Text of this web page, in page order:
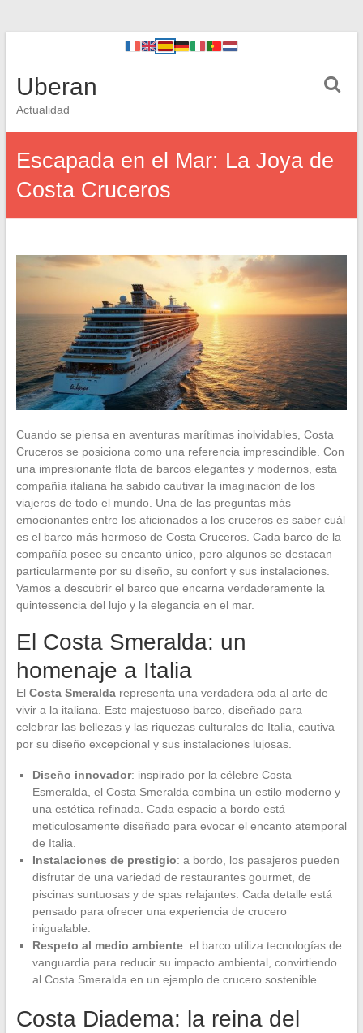
Uberan
Actualidad
Escapada en el Mar: La Joya de
Costa Cruceros
Cuando se piensa en aventuras marítimas inolvidables, Costa
Cruceros se posiciona como una referencia imprescindible. Con
una impresionante flota de barcos elegantes y modernos, esta
compañía italiana ha sabido cautivar la imaginación de los
viajeros de todo el mundo. Una de las preguntas más
emocionantes entre los aficionados a los cruceros es saber cuál
es el barco más hermoso de Costa Cruceros. Cada barco de la
compañía posee su encanto único, pero algunos se destacan
particularmente por su diseño, su confort y sus instalaciones.
Vamos a descubrir el barco que encarna verdaderamente la
quintessencia del lujo y la elegancia en el mar.
El Costa Smeralda: un
homenaje a Italia
El Costa Smeraldarepresenta una verdadera oda al arte de
vivir a la italiana. Este majestuoso barco, diseñado para
celebrar las bellezas y las riquezas culturales de Italia, cautiva
por su diseño excepcional y sus instalaciones lujosas.
Diseño innovador: inspirado por la célebre Costa
Esmeralda, el Costa Smeralda combina un estilo moderno y
una estética refinada. Cada espacio a bordo está
meticulosamente diseñado para evocar el encanto atemporal
de Italia.
Instalaciones de prestigio: a bordo, los pasajeros pueden
disfrutar de una variedad de restaurantes gourmet, de
piscinas suntuosas y de spas relajantes. Cada detalle está
pensado para ofrecer una experiencia de crucero
inigualable.
Respeto al medio ambiente: el barco utiliza tecnologías de
vanguardia para reducir su impacto ambiental, convirtiendo
al Costa Smeralda en un ejemplo de crucero sostenible.
Costa Diadema: la reina del